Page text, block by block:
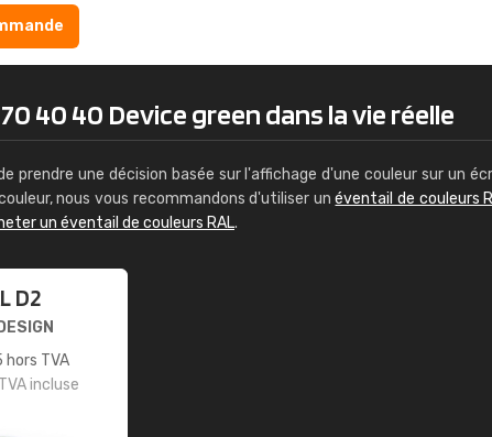
40 40 Device green dans la vie réelle
prendre une décision basée sur l'affichage d'une couleur sur un
nous vous recommandons d'utiliser unéventail de couleurs
un éventail de couleurs RAL.
D2
hors TVA
incluse